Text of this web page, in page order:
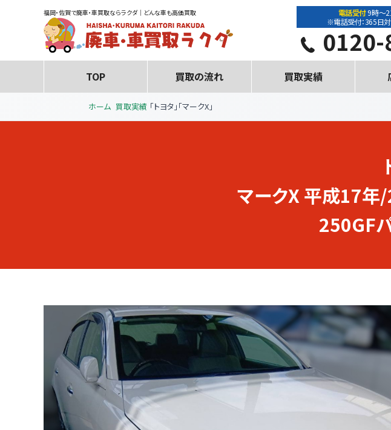
福岡・佐賀で廃車・車買取ならラクダ｜どんな車も高価買取 電話受付9時～
※電話受付：365日
TOP 買取の流れ 買取実績
ホーム 買取実績 「トヨタ」「マークX」
マークX平成17
250GF